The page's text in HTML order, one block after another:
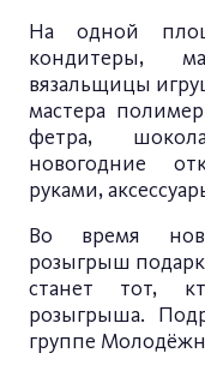
На одной
кондитеры,
вязальщицы
мастера
фетра,
новогодние
руками,
Во время
розыгрыш
станет тот,
розыгрыша.
группе